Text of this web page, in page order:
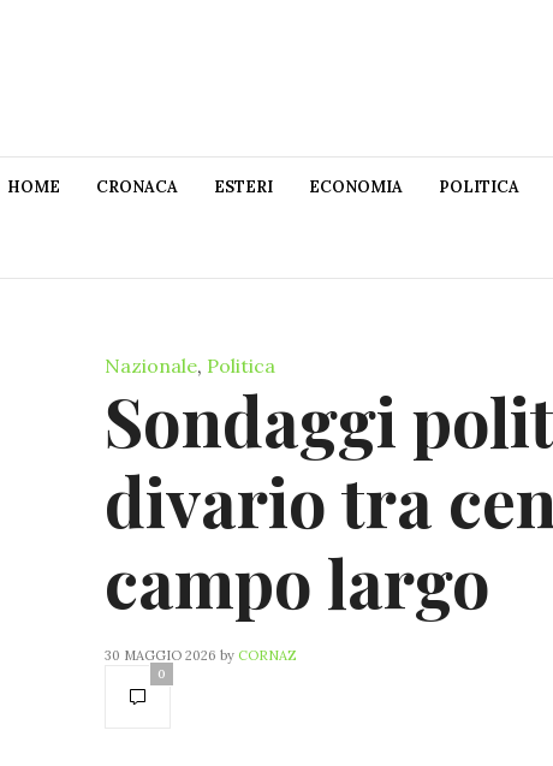
HOME CRONACA ESTERI ECONOMIA POLITICA
Nazionale, Politica
Sondaggi
divario tra
campo largo
30 MAGGIO 2026 by CORNAZ
0